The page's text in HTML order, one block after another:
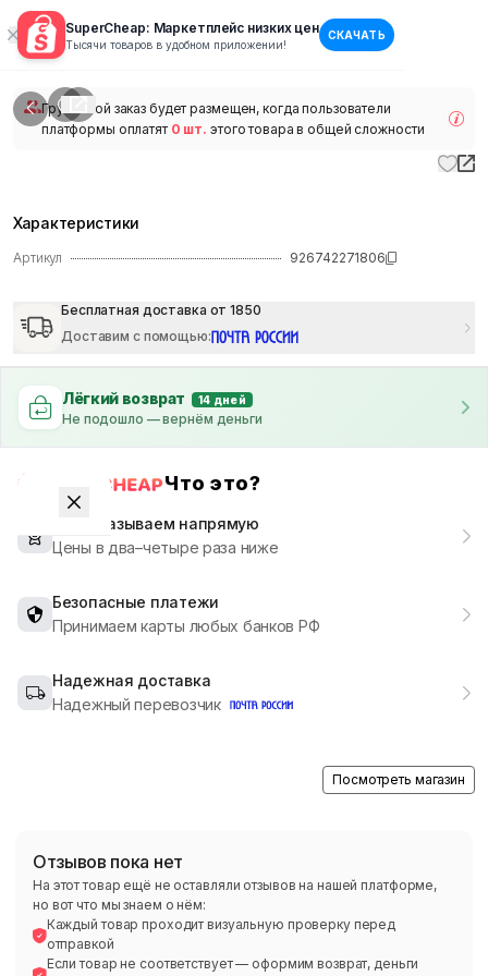
SuperCheap: Маркетплейс низких цен
Тысячи товаров в удобном приложении!
СКАЧАТЬ
1/
Групповой заказ будет размещен, когда пользователи
платформы оплатят 0 шт. этого товара в общей сложности
Характеристики
Артикул 926742271806
Бесплатная доставка от 1850
Доставим с помощью:
Лёгкий возврат 14 дней
Не подошло — вернём деньги
Что это?
Мы заказываем напрямую
Цены в два–четыре раза ниже
Безопасные платежи
Принимаем карты любых банков РФ
Надежная доставка
Надежный перевозчик
Посмотреть магазин
Отзывов пока нет
На этот товар ещё не оставляли отзывов на нашей платформе,
но вот что мы знаем о нём:
Каждый товар проходит визуальную проверку перед
отправкой
Если товар не соответствует — оформим возврат, деньги